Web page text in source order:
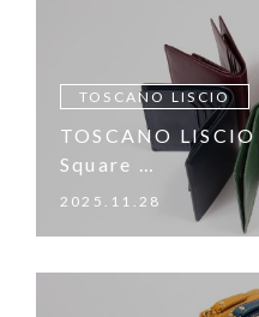
TOSCANO LISCIO
TOSCANO LISCIO
Square …
2025.11.28